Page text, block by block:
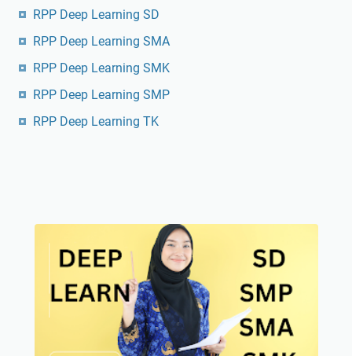
RPP Deep Learning SD
RPP Deep Learning SMA
RPP Deep Learning SMK
RPP Deep Learning SMP
RPP Deep Learning TK